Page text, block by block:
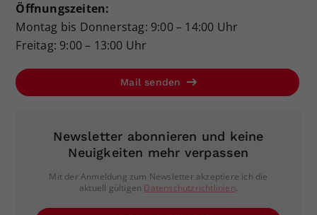
Öffnungszeiten:
Montag bis Donnerstag: 9:00 – 14:00 Uhr
Freitag: 9:00 – 13:00 Uhr
Mail senden
Newsletter abonnieren und keine
Neuigkeiten mehr verpassen
Mit der Anmeldung zum Newsletter akzeptiere ich die
aktuell gültigen Datenschutzrichtlinien.